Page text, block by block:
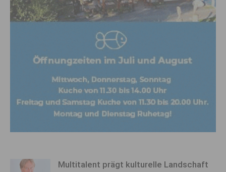
Multitalent prägt kulturelle Landschaft